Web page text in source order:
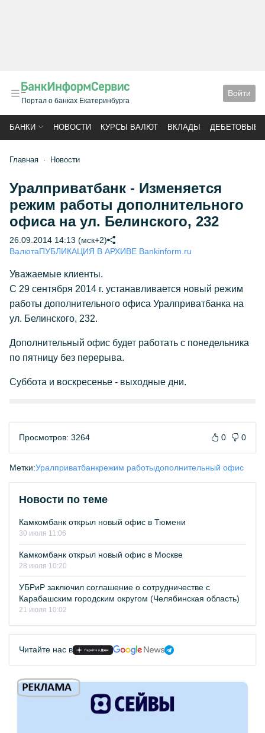
Портал о банках Екатеринбурга
Войти
БАНКИ НОВОСТИ КУРСЫ ВАЛЮТ ВКЛАДЫ ДЕБЕТОВЫЕ
Главная Новости
Уралприватбанк - Изменяется
режим работы дополнительного
офиса на ул. Белинского, 232
26.09.2014 14:13 (мск+2)
ВалютаПУБЛИКАЦИЯ В АРХИВЕ Bankinform.ru
Уважаемые клиенты.
С 29 сентября 2014 г. устанавливается новый режим
работы дополнительного офиса Уралприватбанка на
ул. Белинского, 232.
Дополнительный офис будет работать с понедельника
по пятницу без перерыва.
Суббота и воскресенье - выходные дни.
Просмотров: 3264 0 0
Метки:Уралприватбанкрежим работыдополнительный офис
Новости по теме
Камкомбанк открыл новый офис в Тюмени
30 июля 11:06
Камкомбанк открыл новый офис в Москве
28 июля 10:20
УБРиР заключил соглашение о сотрудничестве с
Карабашским городским округом (Челябинская область)
21 июля 10:02
Читайте нас в